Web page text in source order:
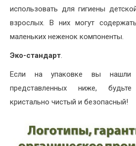
использовать для гигиены
взрослых. В них могут
маленьких неженок компоненты.
Эко-стандарт.
Если на упаковке вы нашли
представленных ниже,
кристально чистый и безопасный!